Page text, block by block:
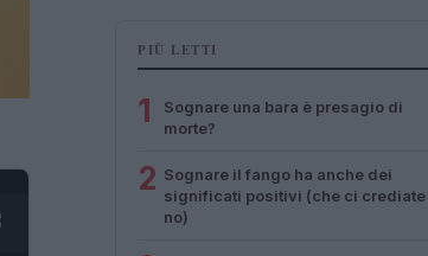
PIÙ LETTI
1
Sognare una bara è presagio di
morte?
2 Sognare il fango ha anche dei
significati positivi (che ci crediate
no)